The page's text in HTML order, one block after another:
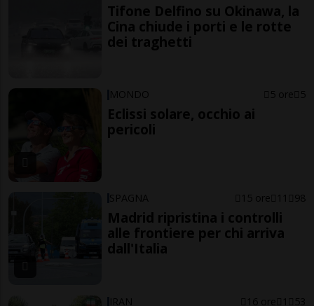
Tifone Delfino su Okinawa, la
Cina chiude i porti e le rotte
dei traghetti
MONDO 5 ore 5
Eclissi solare, occhio ai
pericoli
SPAGNA 15 ore 11 98
Madrid ripristina i controlli
alle frontiere per chi arriva
dall'Italia
IRAN 16 ore 1 53